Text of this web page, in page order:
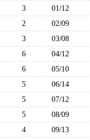
3
01/12
2
02/09
3
03/08
6
04/12
6
05/10
5
06/14
5
07/12
5
08/09
4
09/13